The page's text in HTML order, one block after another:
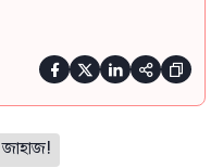
    